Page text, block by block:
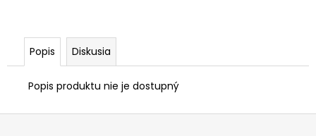
Popis Diskusia
Popis produktu nie je dostupný
Z